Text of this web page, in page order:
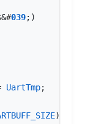
&#039;)
UartTmp;
)